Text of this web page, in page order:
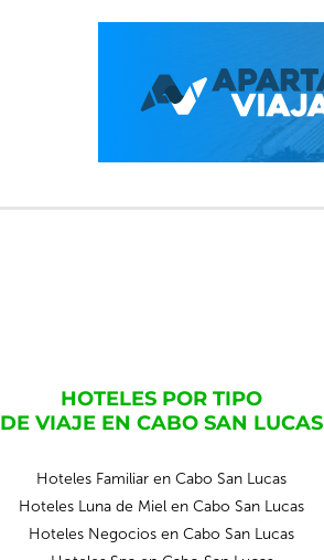
HOTELES POR TIPO
DE VIAJE EN CABO SAN LUCAS
Hoteles Familiar en Cabo San Lucas
Hoteles Luna de Miel en Cabo San Lucas
Hoteles Negocios en Cabo San Lucas